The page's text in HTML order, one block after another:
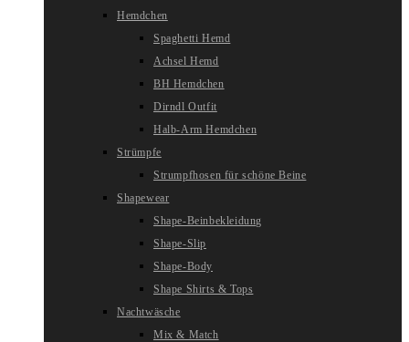
Hemdchen
Spaghetti Hemd
Achsel Hemd
BH Hemdchen
Dirndl Outfit
Halb-Arm Hemdchen
Strümpfe
Strumpfhosen für schöne Beine
Shapewear
Shape-Beinbekleidung
Shape-Slip
Shape-Body
Shape Shirts & Tops
Nachtwäsche
Mix & Match